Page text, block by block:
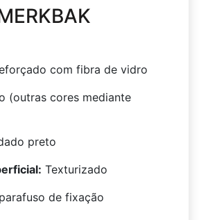
com fibra de vidro
(outras cores mediante
preto
Texturizado
de fixação